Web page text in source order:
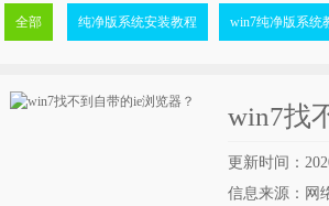
全部 纯净版系统安装教程 win7纯净版系统
win7找
更新时间：
信息来源：网